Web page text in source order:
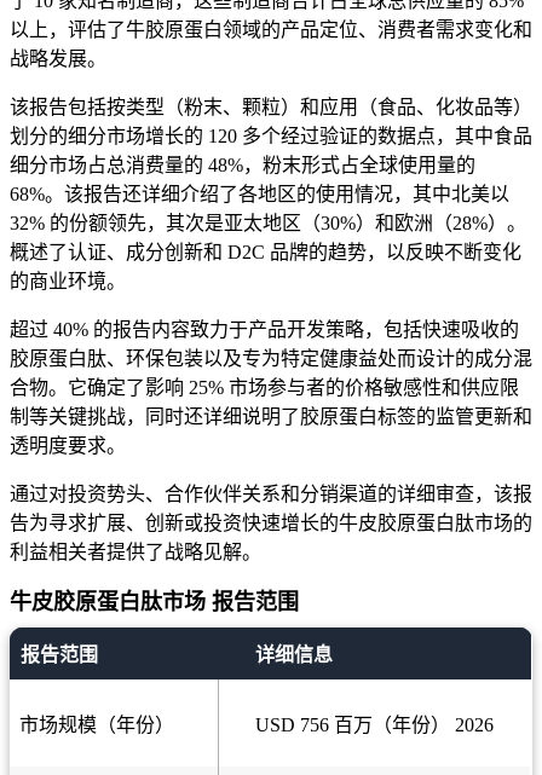
以上，评估了牛胶原蛋白领域的产品定位、消费者需求变化和
战略发展。
该报告包括按类型（粉末、颗粒）和应用（食品、化妆品等）
划分的细分市场增长的 120 多个经过验证的数据点，其中食品
细分市场占总消费量的 48%，粉末形式占全球使用量的
68%。该报告还详细介绍了各地区的使用情况，其中北美以
32% 的份额领先，其次是亚太地区（30%）和欧洲（28%）。
概述了认证、成分创新和 D2C 品牌的趋势，以反映不断变化
的商业环境。
超过 40% 的报告内容致力于产品开发策略，包括快速吸收的
胶原蛋白肽、环保包装以及专为特定健康益处而设计的成分混
合物。它确定了影响 25% 市场参与者的价格敏感性和供应限
制等关键挑战，同时还详细说明了胶原蛋白标签的监管更新和
透明度要求。
通过对投资势头、合作伙伴关系和分销渠道的详细审查，该报
告为寻求扩展、创新或投资快速增长的牛皮胶原蛋白肽市场的
利益相关者提供了战略见解。
牛皮胶原蛋白肽市场 报告范围
报告范围 详细信息
市场规模（年份） USD 756 百万（年份） 2026